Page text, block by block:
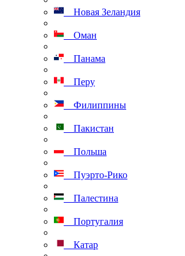
Новая Зеландия
Оман
Панама
Перу
Филиппины
Пакистан
Польша
Пуэрто-Рико
Палестина
Португалия
Катар